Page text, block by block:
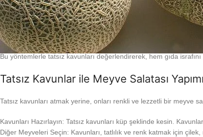
Marinasyon: Kavunları bal, akçaağaç şurubu veya biraz limon
krema ile servis ederek zengin bir tatlı oluşturabilirsiniz.
Salatalara Ekleme: Küp şeklinde kesilmiş kavunları feta peyniri,
Peynir Tabağı İlavesi: Kavun dilimlerini çeşitli peynirlerle,
oluşturur.
Bu yöntemlerle tatsız kavunları değerlendirerek, hem gıda
Tatsız Kavunlar ile Meyve Salatası Yapımı
Tatsız kavunları atmak yerine, onları renkli ve lezzetli bir meyve
Kavunları Hazırlayın: Tatsız kavunları küp şeklinde kesin.
Diğer Meyveleri Seçin: Kavunları, tatlılık ve renk katmak için